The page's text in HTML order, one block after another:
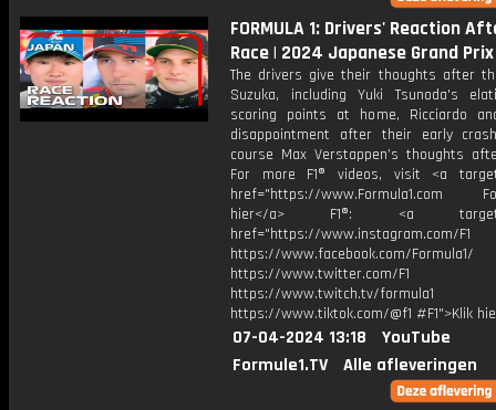
FORMULA 1: Drivers' Reaction
Race | 2024 Japanese Grand Prix
The drivers give their thoughts after
Suzuka, including Yuki Tsunoda's
scoring points at home, Ricciardo
disappointment after their early
course Max Verstappen’s thoughts
For more F1® videos, visit <a
href="https://www.Formula1.com
hier</a> F1®: <a
href="https://www.instagram.com/F1
https://www.facebook.com/Formula1/
https://www.twitter.com/F1
https://www.twitch.tv/formula1
https://www.tiktok.com/@f1 #F1">Klik
07-04-2024 13:18
YouTube
Formule1.TV
Alle afleveringen